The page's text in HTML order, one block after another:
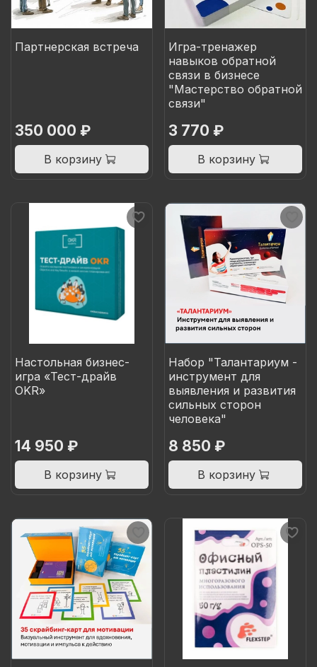
Партнерская встреча
350 000 ₽
В корзину
Игра-тренажер
навыков обратной
связи в бизнесе
"Мастерство обратной
связи"
3 770 ₽
В корзину
Настольная бизнес-
игра «Тест-драйв
OKR»
14 950 ₽
В корзину
Набор "Талантариум -
инструмент для
выявления и развития
сильных сторон
человека"
8 850 ₽
В корзину